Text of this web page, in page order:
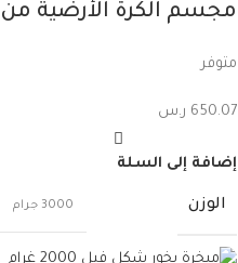
مجسم الكرة الأرضية من
متوفر
650.07 ر.س
إضافة إلى السلة
الوزن 3000 جرام